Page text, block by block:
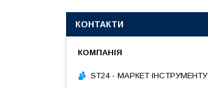
КОНТАКТИ
ST24 - МАРКЕТ ІНСТРУМЕНТУ